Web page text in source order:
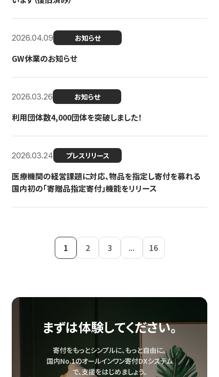
2026.04.09 お知らせ
GW休業のお知らせ
2026.03.26 お知らせ
利用団体数4,000団体を突破しました！
2026.03.24 プレスリリース
医療機関の経営課題に対応、物品を指定し寄付を募れる
国内初の「寄贈品指定寄付」機能をリリース
1 2 3 ... 16
まずは体験してください。
寄付をもっとシンプルに、もっと自由に。
国内No.1のオールインワン寄付DXシステム
で、支援をはじめましょう。